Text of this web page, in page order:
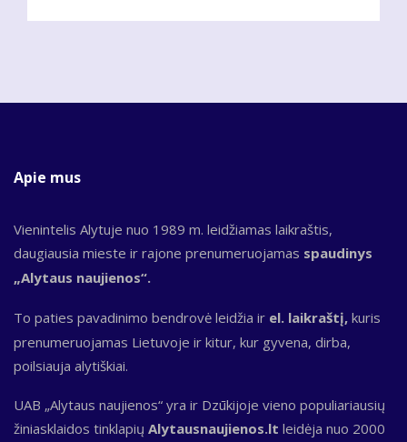
Apie mus
Vienintelis Alytuje nuo 1989 m. leidžiamas laikraštis,
daugiausia mieste ir rajone prenumeruojamas spaudinys
„Alytaus naujienos“.
To paties pavadinimo bendrovė leidžia ir el. laikraštį, kuris
prenumeruojamas Lietuvoje ir kitur, kur gyvena, dirba,
poilsiauja alytiškiai.
UAB „Alytaus naujienos“ yra ir Dzūkijoje vieno populiariausių
žiniasklaidos tinklapių Alytausnaujienos.lt leidėja nuo 2000